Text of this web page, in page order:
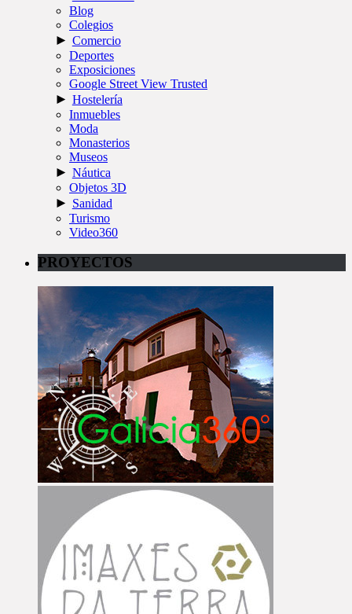
Blog
Colegios
► Comercio
Deportes
Exposiciones
Google Street View Trusted
► Hostelería
Inmuebles
Moda
Monasterios
Museos
► Náutica
Objetos 3D
► Sanidad
Turismo
Video360
PROYECTOS